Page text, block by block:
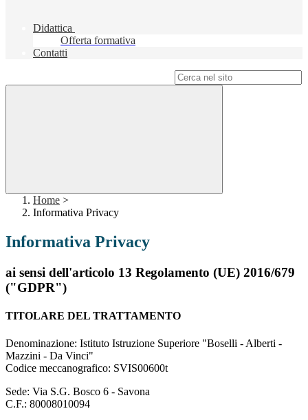
Didattica
Offerta formativa
Contatti
Home >
Informativa Privacy
Informativa Privacy
ai sensi dell'articolo 13 Regolamento (UE) 2016/679
("GDPR")
TITOLARE DEL TRATTAMENTO
Denominazione: Istituto Istruzione Superiore "Boselli - Alberti -
Mazzini - Da Vinci"
Codice meccanografico: SVIS00600t
Sede: Via S.G. Bosco 6 - Savona
C.F.: 80008010094